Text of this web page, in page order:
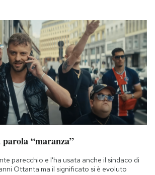
parola “maranza”
parecchio e l'ha usata anche il sindaco di
Ottanta ma il significato si è evoluto